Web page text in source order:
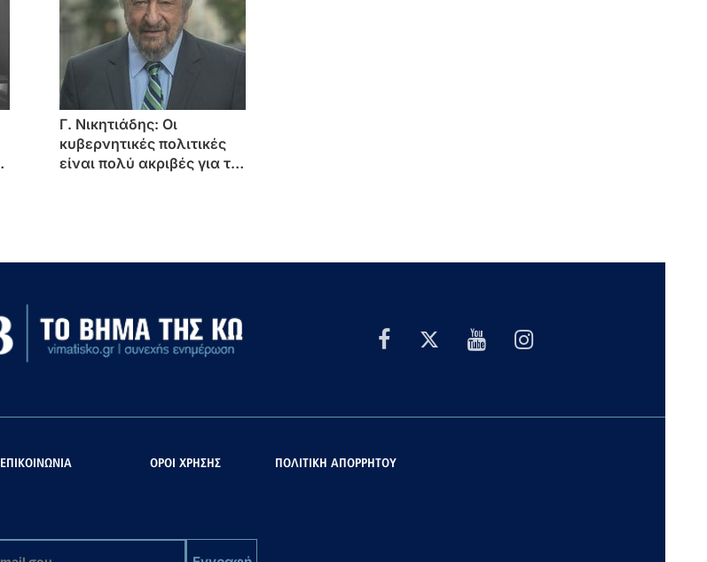
Γ. Νικητιάδης: Οι
κυβερνητικές πολιτικές
είναι πολύ ακριβές για το
ΕΠΙΚΟΙΝΩΝΙΑ ΟΡΟΙ ΧΡΗΣΗΣ ΠΟΛΙΤΙΚΗ ΑΠΟΡΡΗΤΟΥ